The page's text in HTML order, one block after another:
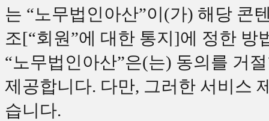
는 “노무법인아산”이(가) 해당 콘
조[“회원”에 대한 통지]에 정한 방
“노무법인아산”은(는) 동의를 거
제공합니다. 다만, 그러한 서비스
습니다.